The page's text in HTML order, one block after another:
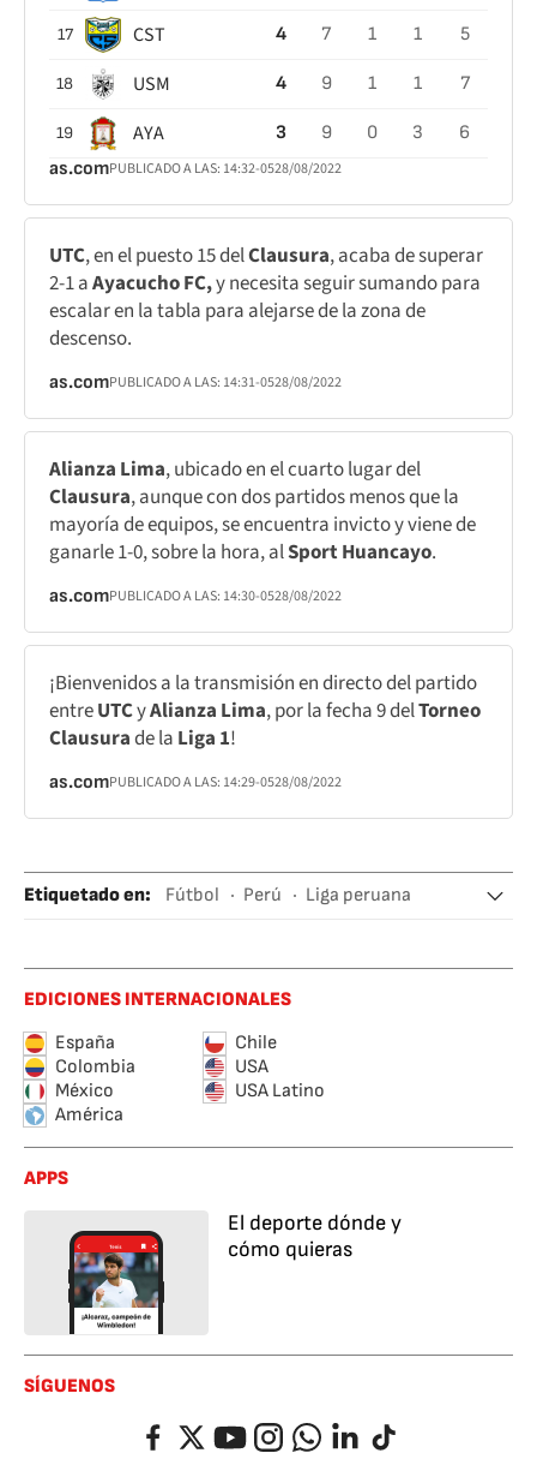
17 CST 4 7 1 1 5
18 USM 4 9 1 1 7
19 AYA 3 9 0 3
6
as.comPUBLICADO A LAS: 14:32-0528/08/2022
UTC, en el puesto 15 delClausura, acaba de superar
2-1 aAyacucho FC,y necesita seguir sumando para
escalar en la tabla para alejarse de la zona de
descenso.
as.comPUBLICADO A LAS: 14:31-0528/08/2022
Alianza Lima, ubicado en el cuarto lugar del
Clausura, aunque con dos partidos menos que la
mayoría de equipos, se encuentra invicto y viene de
ganarle 1-0, sobre la hora, alSport Huancayo.
as.comPUBLICADO A LAS: 14:30-0528/08/2022
¡Bienvenidos a la transmisión en directo del partido
entreUTCyAlianza Lima, por la fecha 9 delTorneo
Clausurade la Liga 1!
as.comPUBLICADO A LAS: 14:29-0528/08/2022
Etiquetado en: Fútbol Perú
Liga peruana
EDICIONES INTERNACIONALES
España
Chile
Colombia
USA
México
USA Latino
América
APPS
El deporte dónde y
cómo quieras
SÍGUENOS
FacebookTwitterYouTubeInstagramWhatsappLinkedIn
TikTok